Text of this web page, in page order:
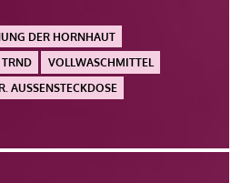
DER HORNHAUT
TRND
VOLLWASCHMITTEL
AUSSENSTECKDOSE